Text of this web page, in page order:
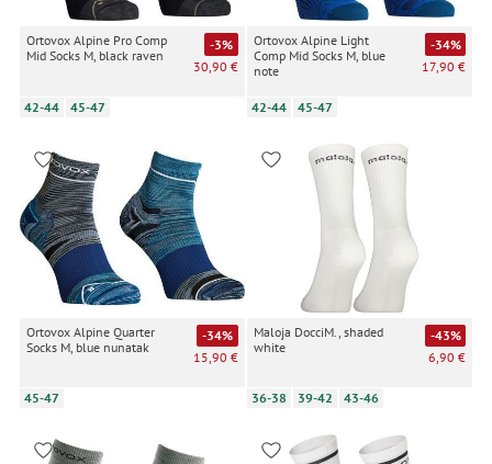
Ortovox Alpine Pro Comp
Mid Socks M, black raven
-3%
30,90 €
42-44 45-47
Ortovox Alpine Light
Comp Mid Socks M, blue
note
-34%
17,90 €
42-44 45-47
Ortovox Alpine Quarter
Socks M, blue nunatak
-34%
15,90 €
45-47
Maloja DocciM., shaded
white
-43%
6,90 €
36-38 39-42 43-46